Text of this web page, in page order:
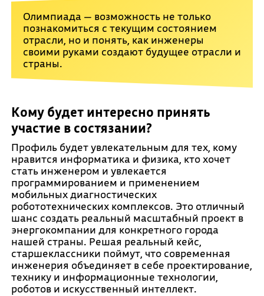
Олимпиада — возможность не только
познакомиться с текущим состоянием
отрасли, но и понять, как инженеры
своими руками создают будущее отрасли и
страны.
Кому будет интересно принять
участие в состязании?
Профиль будет увлекательным для тех, кому
нравится информатика и физика, кто хочет
стать инженером и увлекается
программированием и применением
мобильных диагностических
робототехнических комплексов. Это отличный
шанс создать реальный масштабный проект в
энергокомпании для конкретного города
нашей страны. Решая реальный кейс,
старшеклассники поймут, что современная
инженерия объединяет в себе проектирование,
технику и информационные технологии,
роботов и искусственный интеллект.